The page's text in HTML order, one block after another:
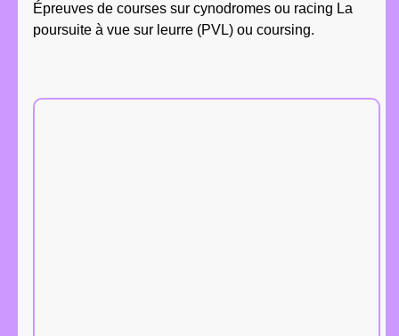
Épreuves de courses sur cynodromes ou racing La
poursuite à vue sur leurre (PVL) ou coursing.